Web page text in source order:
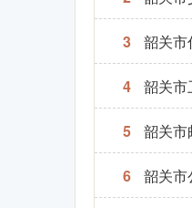
3 韶关市
4 韶关市
5 韶关市
6 韶关市